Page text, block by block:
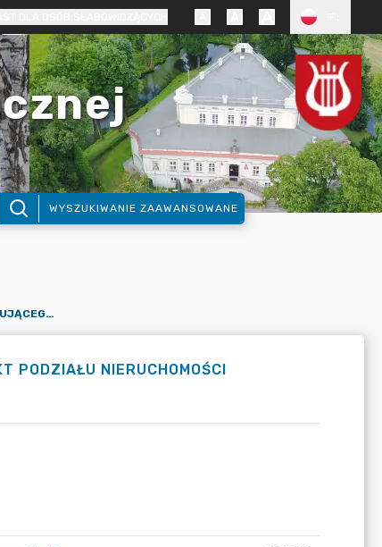
WYSZUKIWANIE ZAAWANSOWANE
WYDANIE POSTANOWIENIA OPINIUJĄCEGO WSTĘPNY PROJEKT PODZIAŁU NIERUCHOMOŚCI
PODZIAŁU NIERUCHOMOŚCI